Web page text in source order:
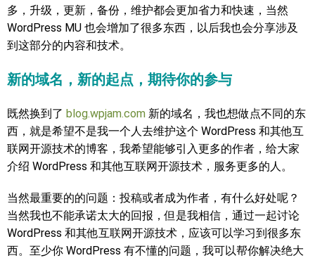
多，升级，更新，备份，维护都会更加省力和快速，当然
WordPress MU 也会增加了很多东西，以后我也会分享涉及
到这部分的内容和技术。
新的域名，新的起点，期待你的参与
既然换到了 blog.wpjam.com 新的域名，我也想做点不同的东
西，就是希望不是我一个人去维护这个 WordPress 和其他互
联网开源技术的博客，我希望能够引入更多的作者，给大家
介绍 WordPress 和其他互联网开源技术，服务更多的人。
当然最重要的的问题：投稿或者成为作者，有什么好处呢？
当然我也不能承诺太大的回报，但是我相信，通过一起讨论
WordPress 和其他互联网开源技术，应该可以学习到很多东
西。至少你 WordPress 有不懂的问题，我可以帮你解决绝大